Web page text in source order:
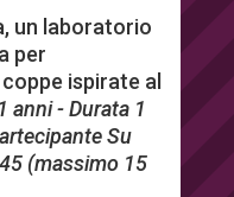
un laboratorio
per
ispirate al
anni - Durata 1
Su
(massimo 15